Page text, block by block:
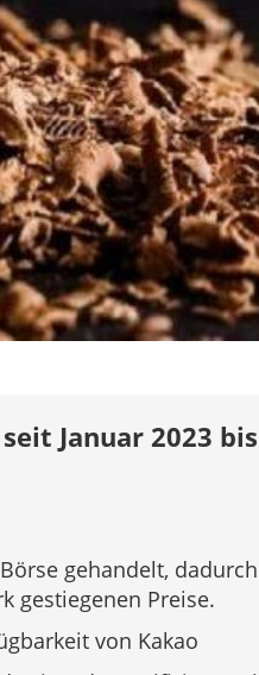
Januar 2023
gehandelt,
gestiegenen Preise.
von Kakao